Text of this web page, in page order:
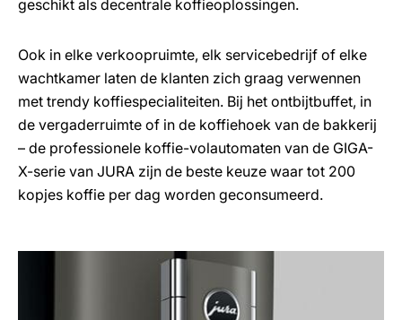
geschikt als decentrale koffieoplossingen.
Ook in elke verkoopruimte, elk servicebedrijf of elke
wachtkamer laten de klanten zich graag verwennen
met trendy koffiespecialiteiten. Bij het ontbijtbuffet, in
de vergaderruimte of in de koffiehoek van de bakkerij
– de professionele koffie-volautomaten van de GIGA-
X-serie van JURA zijn de beste keuze waar tot 200
kopjes koffie per dag worden geconsumeerd.